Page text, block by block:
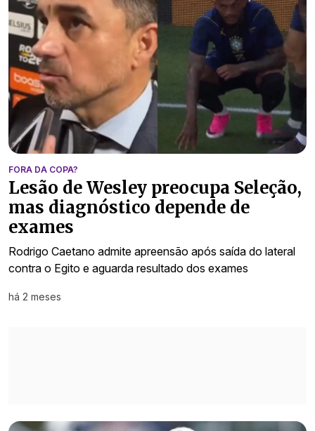
FORA DA COPA?
Lesão de Wesley preocupa Seleção,
mas diagnóstico depende de
exames
Rodrigo Caetano admite apreensão após saída do lateral
contra o Egito e aguarda resultado dos exames
há 2 meses